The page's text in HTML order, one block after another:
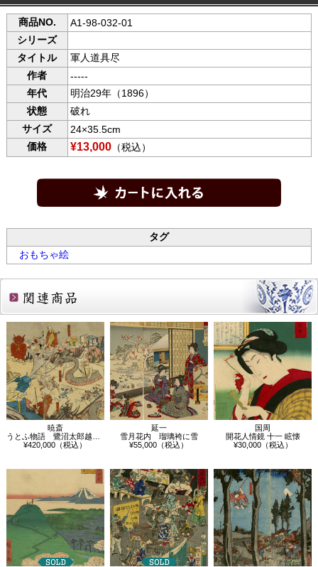
商品NO.
A1-98-032-01
シリーズ
タイトル
軍人道具尽
作者
-----
年代
明治29年（1896）
状態
破れ
サイズ
24×35.5cm
価格
¥13,000（税込）
タグ
おもちゃ絵
関連商品
暁斎
うとふ物語 鷺沼太郎越中立山にて地獄を…
¥420,000（税込）
延一
雪月花内 瑠璃袴に雪
¥55,000（税込）
国周
開花人情鏡 十一 眩懐
¥30,000（税込）